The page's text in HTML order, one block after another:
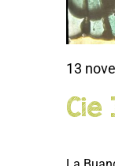
Cie
13